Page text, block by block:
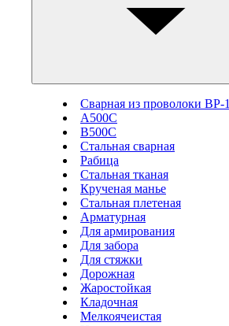
Сварная из проволоки ВР-1
А500С
В500С
Стальная сварная
Рабица
Стальная тканая
Крученая манье
Стальная плетеная
Арматурная
Для армирования
Для забора
Для стяжки
Дорожная
Жаростойкая
Кладочная
Мелкоячеистая